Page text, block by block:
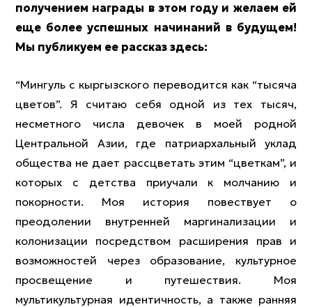
получением награды в этом году и желаем ей
еще более успешных начинаний в будущем!
Мы публикуем ее рассказ здесь:
“Мингуль с кыргызского переводится как “тысяча
цветов”. Я считаю себя одной из тех тысяч,
несметного числа девочек в моей родной
Центральной Азии, где патриархальный уклад
общества не дает рассцветать этим “цветкам”, и
которых с детства приучали к молчанию и
покорности. Моя история повествует о
преодолении внутренней маргинализации и
колонизации посредством расширения прав и
возможностей через образование, культурное
просвещение и путешествия. Моя
мультикультурная идентичность, а также ранняя